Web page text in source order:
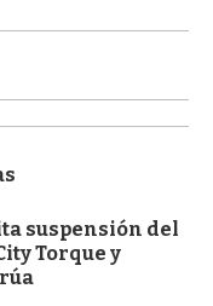
suspensión del
Torque y